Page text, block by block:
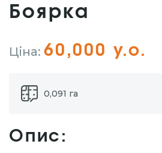
Боярка
Ціна: 60,000 у.о.
0,091 га
Опис: